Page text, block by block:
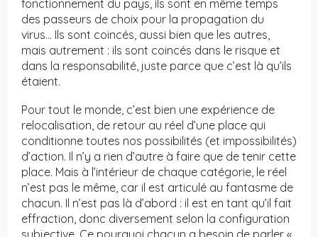
fonctionnement du pays, ils sont en même temps
des passeurs de choix pour la propagation du
virus… Ils sont coincés, aussi bien que les autres,
mais autrement : ils sont coincés dans le risque et
dans la responsabilité, juste parce que c’est là qu’ils
étaient.
Pour tout le monde, c’est bien une expérience de
relocalisation, de retour au réel d’une place qui
conditionne toutes nos possibilités (et impossibilités)
d’action. Il n’y a rien d’autre à faire que de tenir cette
place. Mais à l’intérieur de chaque catégorie, le réel
n’est pas le même, car il est articulé au fantasme de
chacun. Il n’est pas là d’abord : il est en tant qu’il fait
effraction, donc diversement selon la configuration